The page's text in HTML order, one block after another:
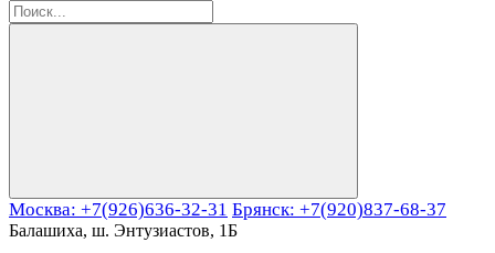
Москва: +7(926)636-32-31 Брянск: +7(920)837-68-37
Балашиха, ш. Энтузиастов, 1Б